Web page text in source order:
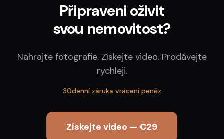
Připraveni oživit
svou nemovitost?
Nahrajte fotografie. Získejte video. Prodávejte
rychleji.
30denní záruka vrácení peněz
Získejte video — €29